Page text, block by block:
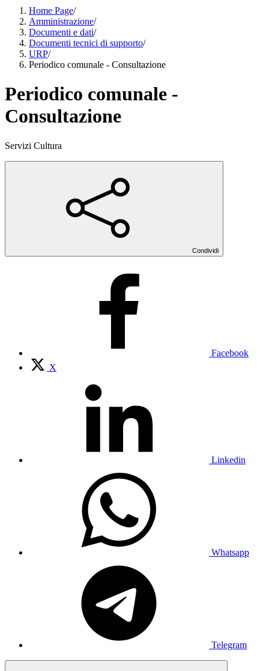
Home Page/
Amministrazione/
Documenti e dati/
Documenti tecnici di supporto/
URP/
Periodico comunale - Consultazione
Periodico comunale -
Consultazione
Servizi Cultura
Condividi
Facebook
X
Linkedin
Whatsapp
Telegram